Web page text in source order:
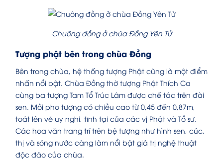
Chuông đồng ở chùa Đồng Yên Tử
Tượng phật bên trong chùa Đồng
Bên trong chùa, hệ thống tượng Phật cũng là một điểm
nhấn nổi bật. Chùa Đồng thờ tượng Phật Thích Ca
cùng ba tượng Tam Tổ Trúc Lâm được chế tác trên đài
sen. Mỗi pho tượng có chiều cao từ 0,45 đến 0,87m,
toát lên vẻ uy nghi, tĩnh tại của các vị Phật và Tổ sư.
Các hoa văn trang trí trên bệ tượng như hình sen, cúc,
thị và sóng nước càng làm nổi bật giá trị nghệ thuật
độc đáo của chùa.